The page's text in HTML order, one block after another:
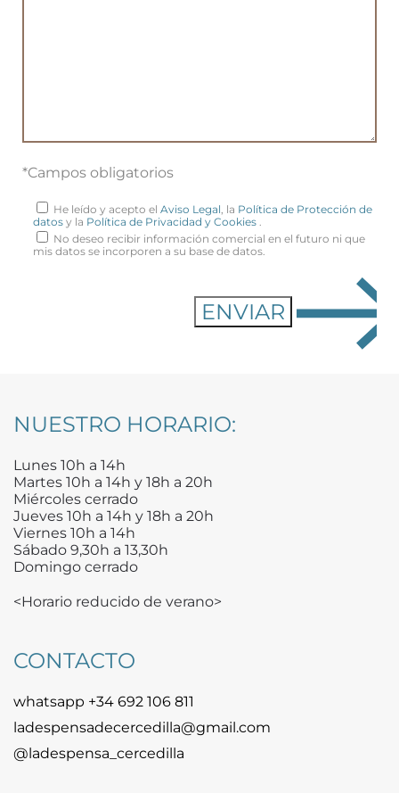
*Campos obligatorios
He leído y acepto el Aviso Legal, la Política de Protección de
datos y la Política de Privacidad y Cookies .
No deseo recibir información comercial en el futuro ni que
mis datos se incorporen a su base de datos.
NUESTRO HORARIO:
Lunes 10h a 14h
Martes 10h a 14h y 18h a 20h
Miércoles cerrado
Jueves 10h a 14h y 18h a 20h
Viernes 10h a 14h
Sábado 9,30h a 13,30h
Domingo cerrado
<Horario reducido de verano>
CONTACTO
whatsapp +34 692 106 811
ladespensadecercedilla@gmail.com
@ladespensa_cercedilla